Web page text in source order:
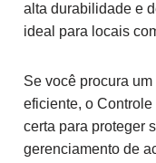
alta durabilidade e
ideal para locais
Se você procura
eficiente, o
certa para proteger
gerenciamento de